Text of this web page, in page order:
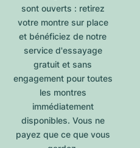
sont ouverts : retirez
votre montre sur place
et bénéficiez de notre
service d'essayage
gratuit et sans
engagement pour toutes
les montres
immédiatement
disponibles. Vous ne
payez que ce que vous